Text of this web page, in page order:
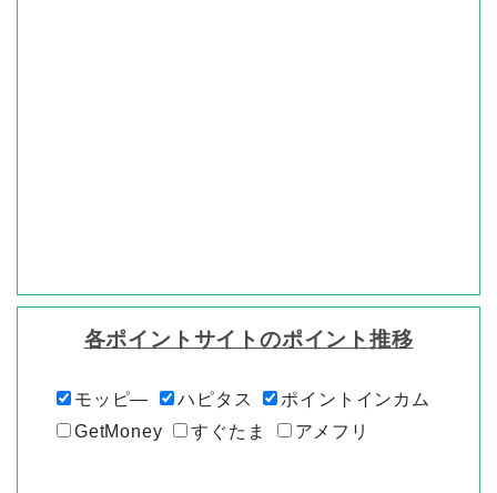
各ポイントサイトのポイント推移
モッピ― ハピタス
ポイントインカム
GetMoney
すぐたま アメフリ